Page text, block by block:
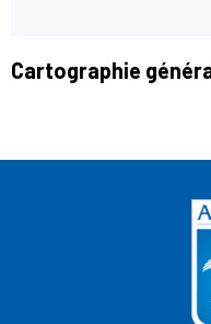
Cartographie